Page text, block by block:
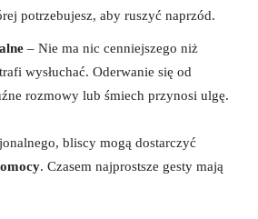
potrzebujesz, aby ruszyć naprzód.
– Nie ma nic cenniejszego niż
wysłuchać. Oderwanie się od
rozmowy lub śmiech przynosi ulgę.
bliscy mogą dostarczyć
. Czasem najprostsze gesty mają